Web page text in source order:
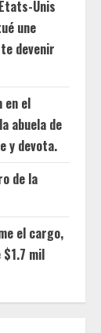
Unis
une
devenir
en el
abuela de
y devota.
de la
el cargo,
mil